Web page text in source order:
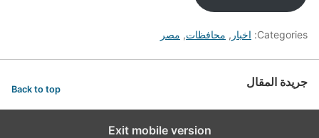
Categories: اخبار , محافظات, مصر
جريدة المقال Back to top
Exit mobile version